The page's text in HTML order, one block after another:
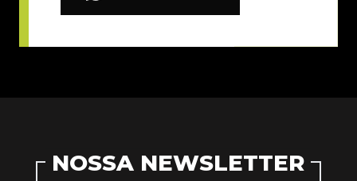
NOSSA NEWSLETTER